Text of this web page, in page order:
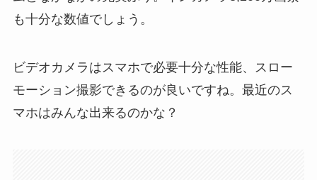
も十分な数値でしょう。
ビデオカメラはスマホで必要十分な性能、スロー
モーション撮影できるのが良いですね。最近のス
マホはみんな出来るのかな？